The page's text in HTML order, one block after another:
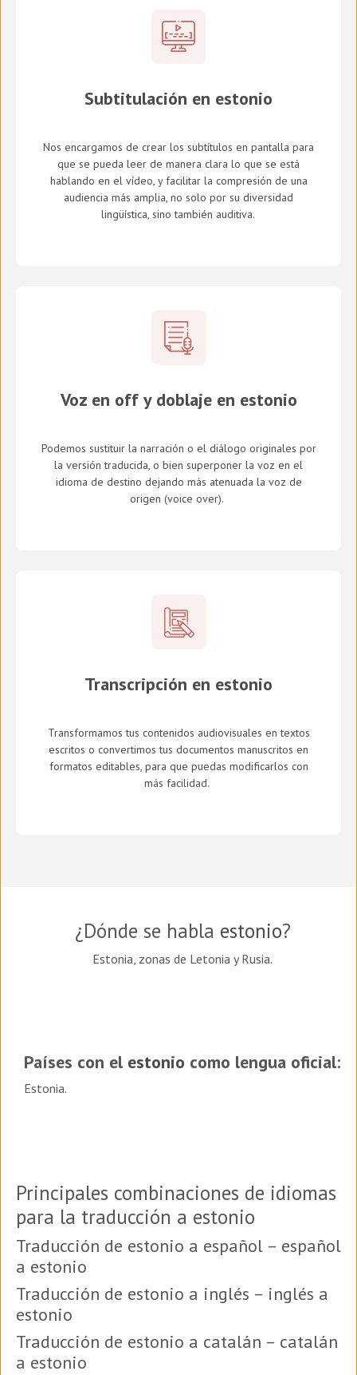
Subtitulación en estonio
Nos encargamos de crear los subtítulos en pantalla para
que se pueda leer de manera clara lo que se está
hablando en el vídeo, y facilitar la compresión de una
audiencia más amplia, no solo por su diversidad
lingüística, sino también auditiva.
Voz en off y doblaje en estonio
Podemos sustituir la narración o el diálogo originales por
la versión traducida, o bien superponer la voz en el
idioma de destino dejando más atenuada la voz de
origen (voice over).
Transcripción en estonio
Transformamos tus contenidos audiovisuales en textos
escritos o convertimos tus documentos manuscritos en
formatos editables, para que puedas modificarlos con
más facilidad.
¿Dónde se habla estonio?
Estonia, zonas de Letonia y Rusia.
Países con el estonio como lengua oficial:
Estonia.
Principales combinaciones de idiomas
para la traducción a estonio
Traducción de estonio a español – español
a estonio
Traducción de estonio a inglés – inglés a
estonio
Traducción de estonio a catalán – catalán
a estonio